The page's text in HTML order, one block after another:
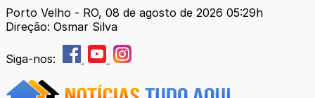
Porto Velho - RO, 08 de agosto de 2026 05:29h
Direção: Osmar Silva
Siga-nos: